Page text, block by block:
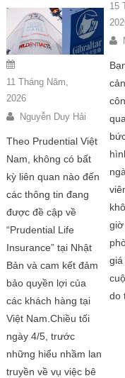
11 Tháng Năm,
2026
Nguyễn Duy Hải
Theo Prudential Việt
Nam, không có bất
kỳ liên quan nào đến
các thông tin đang
được đề cập về
“Prudential Life
Insurance” tại Nhật
Bản và cam kết đảm
bảo quyền lợi của
các khách hàng tại
Việt Nam.Chiều tối
ngày 4/5, trước
những hiểu nhầm lan
truyền về vụ việc bê
15
giờ
do